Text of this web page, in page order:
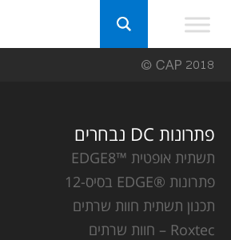
פתרונות DC נבחרים
תשתית אופטית ™EDGE8
פתרונות ®EDGE בסיס-12
תכנון תשתית חוות שרתים
Roxtec – חוות שרתים